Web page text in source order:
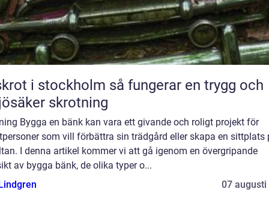
stockholm så fungerar en trygg och
skrotning
Bygga en bänk kan vara ett givande och roligt projekt för
som vill förbättra sin trädgård eller skapa en sittplats
I denna artikel kommer vi att gå igenom en övergripande
av bygga bänk, de olika typer o...
07 augusti